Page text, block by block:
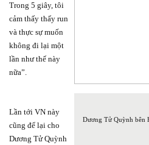
Dương Tử Quỳnh bên
Trong 5 giây, tôi
cảm thấy thấy run
và thực sự muốn
không đi lại một
lần như thế này
nữa”.
Lần tới VN này
cũng để lại cho
Dương Tử Quỳnh